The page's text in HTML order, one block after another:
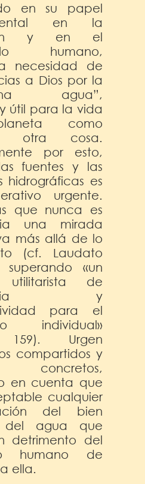
en su papel
en la
y en el
humano,
necesidad de
a Dios por la
agua”,
útil para la vida
como
otra cosa.
por esto,
fuentes y las
hidrográficas es
urgente.
que nunca es
una mirada
más allá de lo
(cf. Laudato
superando «un
utilitarista de
y
para el
individual»
159). Urgen
compartidos y
concretos,
en cuenta que
cualquier
del bien
del agua que
detrimento del
humano de
ella.